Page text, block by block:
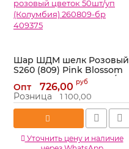
Шар ШДМ шелк Розовый
S260 (809) Pink Blossom
розовый цветок 50шт/уп
(Колумбия) 260809-бр
409375
Артикул: 409375
Опт 726,00 руб
Розница 1 100,00
Уточнить цену и наличие